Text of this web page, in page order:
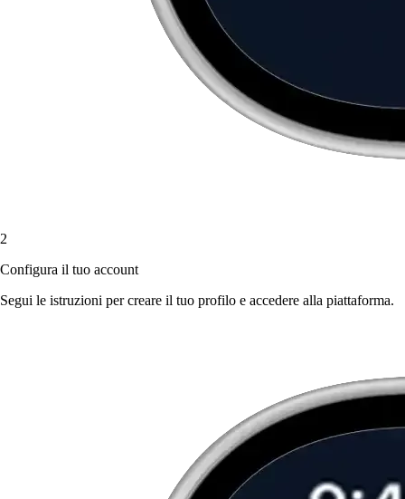
2
Configura il tuo account
Segui le istruzioni per creare il tuo profilo e accedere alla piattaforma.